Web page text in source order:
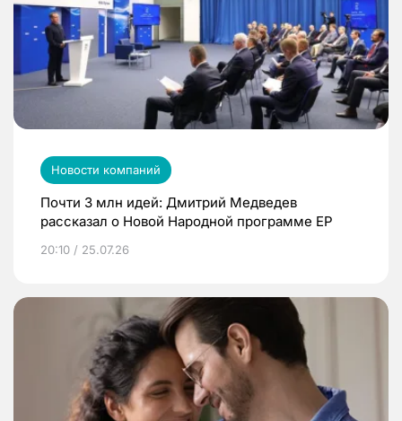
Новости компаний
Почти 3 млн идей: Дмитрий Медведев
рассказал о Новой Народной программе ЕР
20:10 / 25.07.26